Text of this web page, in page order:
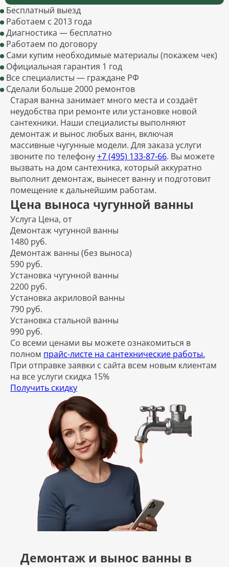
Бесплатный выезд
Работаем с 2013 года
Диагностика — бесплатно
Работаем по договору
Сами купим необходимые материалы (покажем чек)
Официальная гарантия 1 год
Все специалисты — граждане РФ
Сделали больше 2000 ремонтов
Старая ванна занимает много места и создаёт
неудобства при ремонте или установке новой
сантехники. Наши специалисты выполняют
демонтаж и вынос любых ванн, включая
массивные чугунные модели. Для заказа услуги
звоните по телефону+7 (495) 133-87-66. Вы можете
вызвать на дом сантехника, который аккуратно
выполнит демонтаж, вынесет ванну и подготовит
помещение к дальнейшим работам.
Цена выноса чугунной ванны
Услуга Цена, от
Демонтаж чугунной ванны
1480 руб.
Демонтаж ванны (без выноса)
590 руб.
Установка чугунной ванны
2200 руб.
Установка акриловой ванны
790 руб.
Установка стальной ванны
990 руб.
Со всеми ценами вы можете ознакомиться в
полном прайс-листе на сантехнические работы.
При отправке заявки с сайта всем новым клиентам
на все услуги скидка 15%
Получить скидку
Демонтаж и вынос ванны в